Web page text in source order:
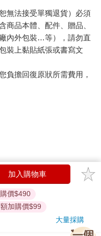
無法接受單獨退貨）必須
商品本體、配件、贈品、
內外包裝…等），請勿直
裝上黏貼紙張或書寫文
負擔回復原狀所需費用，
加入購物車
價$490
加購價$99
大量採購